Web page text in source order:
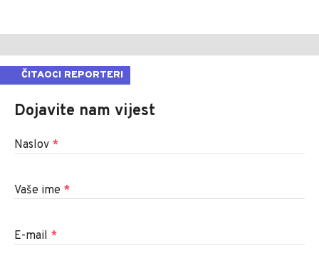
ČITAOCI REPORTERI
Dojavite nam vijest
Naslov *
Vaše ime *
E-mail *